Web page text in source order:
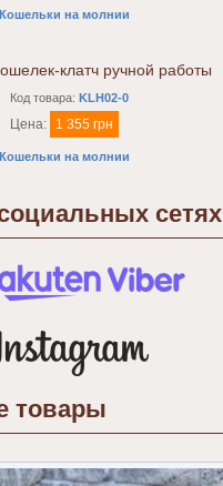
Кошельки на молнии
клатч ручной работы
Код товара: KLH02-0
Цена: 1 355 грн
Кошельки на молнии
сетях
товары